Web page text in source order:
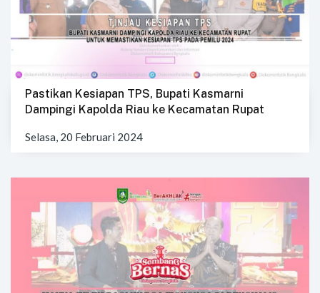
Pastikan Kesiapan TPS, Bupati Kasmarni
Dampingi Kapolda Riau ke Kecamatan Rupat
Selasa, 20 Februari 2024